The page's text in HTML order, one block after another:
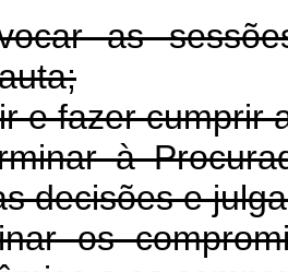
as
e fazer cumprir
à
decisões e
os